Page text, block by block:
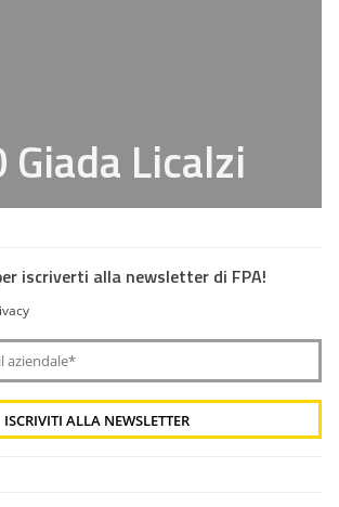
Licalzi
iscriverti alla newsletter di FPA!